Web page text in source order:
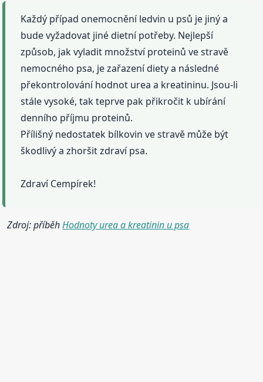
Každý případ onemocnění ledvin u psů je jiný a
bude vyžadovat jiné dietní potřeby. Nejlepší
způsob, jak vyladit množství proteinů ve stravě
nemocného psa, je zařazení diety a následné
překontrolování hodnot urea a kreatininu. Jsou-li
stále vysoké, tak teprve pak přikročit k ubírání
denního příjmu proteinů.
Přílišný nedostatek bílkovin ve stravě může být
škodlivý a zhoršit zdraví psa.
Zdraví Cempírek!
Zdroj: příběhHodnoty urea a kreatinin u psa